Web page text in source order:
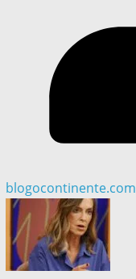
blogocontinente.com